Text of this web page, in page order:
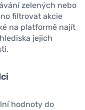
zelených nebo
filtrovat akcie
na platformě najít
jejich
hodnoty do